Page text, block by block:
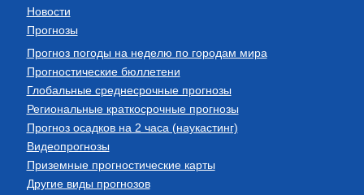
Новости
Прогнозы
Прогноз погоды на неделю по городам мира
Прогностические бюллетени
Глобальные среднесрочные прогнозы
Региональные краткосрочные прогнозы
Прогноз осадков на 2 часа (наукастинг)
Видеопрогнозы
Приземные прогностические карты
Другие виды прогнозов